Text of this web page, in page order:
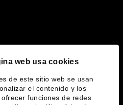
web usa cookies
de este sitio web se usan
el contenido y los
funciones de redes